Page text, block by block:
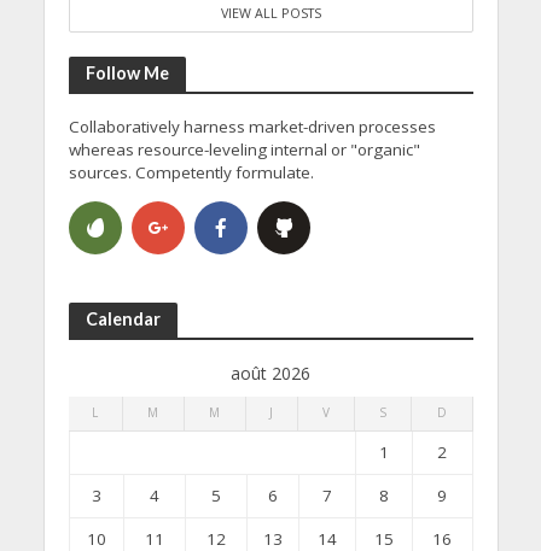
VIEW ALL POSTS
Follow Me
Collaboratively harness market-driven processes
whereas resource-leveling internal or "organic"
sources. Competently formulate.
Calendar
août 2026
L M M J V S D
1
2
3
4 5 6 7 8
9
10
11 12 13 14 15
16